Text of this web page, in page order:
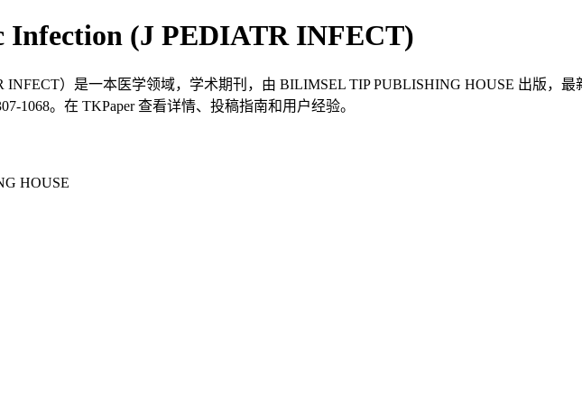
Infection (J PEDIATR INFECT)
INFECT）是一本医学领域，学术期刊，由 BILIMSEL TIP PUBLISHING HOUSE 出版，
1068。在 TKPaper 查看详情、投稿指南和用户经验。
HOUSE